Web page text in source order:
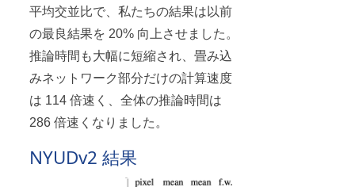
平均交並比で、私たちの結果は以前
の最良結果を 20% 向上させました。
推論時間も大幅に短縮され、畳み込
みネットワーク部分だけの計算速度
は 114 倍速く、全体の推論時間は
286 倍速くなりました。
NYUDv2 結果